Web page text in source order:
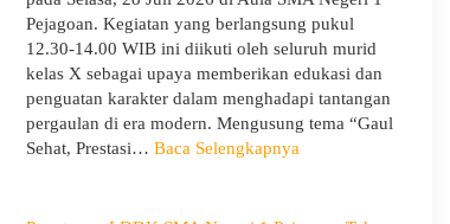
Penguatan
Kapasitas
Pejagoan. Kegiatan yang berlangsung pukul
12.30-14.00 WIB ini diikuti oleh seluruh murid
kelas X sebagai upaya memberikan edukasi dan
penguatan karakter dalam menghadapi tantangan
pergaulan di era modern. Mengusung tema “Gaul
Sehat, Prestasi… Baca Selengkapnya: